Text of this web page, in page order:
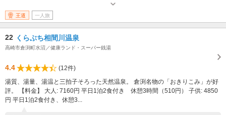
王道 一人旅
22 くらぶち相間川温泉
高崎市倉渕町水沼／健康ランド・スーパー銭湯
4.4
(12件)
湯質、湯量、湯温と三拍子そろった天然温泉。 倉渕名物の「おきりこみ」が好
評。 【料金】 大人: 7160円 平日1泊2食付き 休憩3時間（510円） 子供: 4850
円 平日1泊2食付き、休憩3...